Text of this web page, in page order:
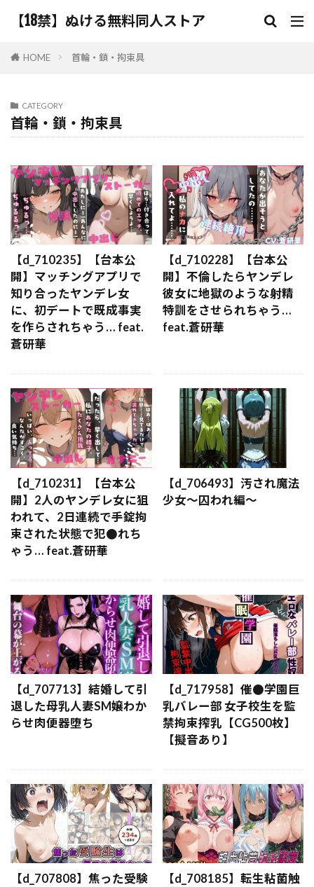
【18禁】ぬける無料同人ストア
HOME 首輪・鎖・拘束具
CATEGORY
首輪・鎖・拘束具
【d_710235】【台本公
開】マッチングアプリで
知り合ったヤンデレ女
に、初デートで既成事実
を作らされちゃう… feat.
蒼研華
【d_710228】【台本公
開】不倫したらヤンデレ
彼女に地獄のような射精
特訓をさせられちゃう…
feat.蒼研華
【d_710231】【台本公
開】2人のヤンデレ女に狙
われて、2日連続で手錠拘
束された状態で犯●れち
ゃう… feat.蒼研華
【d_706493】汚され魔法
少女〜囚われ編〜
【d_707713】結婚して引
退した母乳人妻SM嬢わか
らせ肉便器堕ち
【d_717958】催●学園巨
乳バレー部 女子校生を監
禁拘束搾乳【CG500枚】
【擬音あり】
【d_707808】焦った受験
【d_708185】転生粘菌触